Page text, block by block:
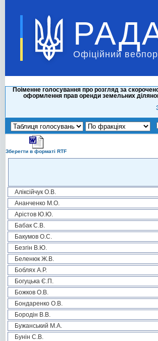
Офіційний
Поіменне голосування про розгляд за
оформлення прав оренди земельних
Зберегти в форматі RTF
Аліксійчук О.В.
Ананченко М.О.
Арістов Ю.Ю.
Бабак С.В.
Бакумов О.С.
Безгін В.Ю.
Беленюк Ж.В.
Боблях А.Р.
Богуцька Є.П.
Божков О.В.
Бондаренко О.В.
Бородін В.В.
Бужанський М.А.
Бунін С.В.